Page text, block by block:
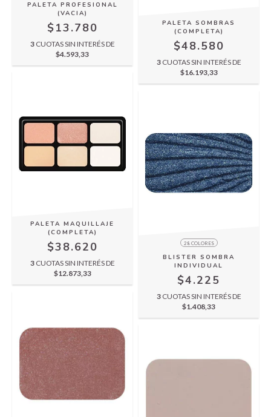
PALETA PROFESIONAL
(VACIA)
$13.780
3 CUOTAS SIN INTERÉS DE
$4.593,33
PALETA SOMBRAS
(COMPLETA)
$48.580
3 CUOTAS SIN INTERÉS DE
$16.193,33
PALETA MAQUILLAJE
(COMPLETA)
$38.620
3 CUOTAS SIN INTERÉS DE
$12.873,33
28 COLORES
BLISTER SOMBRA
INDIVIDUAL
$4.225
3 CUOTAS SIN INTERÉS DE
$1.408,33